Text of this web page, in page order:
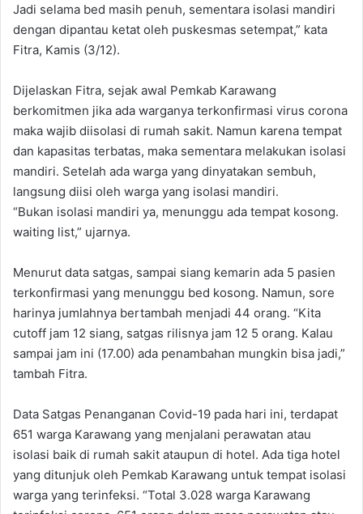
Jadi selama bed masih penuh, sementara isolasi mandiri
dengan dipantau ketat oleh puskesmas setempat,” kata
Fitra, Kamis (3/12).
Dijelaskan Fitra, sejak awal Pemkab Karawang
berkomitmen jika ada warganya terkonfirmasi virus corona
maka wajib diisolasi di rumah sakit. Namun karena tempat
dan kapasitas terbatas, maka sementara melakukan isolasi
mandiri. Setelah ada warga yang dinyatakan sembuh,
langsung diisi oleh warga yang isolasi mandiri.
“Bukan isolasi mandiri ya, menunggu ada tempat kosong.
waiting list,” ujarnya.
Menurut data satgas, sampai siang kemarin ada 5 pasien
terkonfirmasi yang menunggu bed kosong. Namun, sore
harinya jumlahnya bertambah menjadi 44 orang. “Kita
cutoff jam 12 siang, satgas rilisnya jam 12 5 orang. Kalau
sampai jam ini (17.00) ada penambahan mungkin bisa jadi,”
tambah Fitra.
Data Satgas Penanganan Covid-19 pada hari ini, terdapat
651 warga Karawang yang menjalani perawatan atau
isolasi baik di rumah sakit ataupun di hotel. Ada tiga hotel
yang ditunjuk oleh Pemkab Karawang untuk tempat isolasi
warga yang terinfeksi. “Total 3.028 warga Karawang